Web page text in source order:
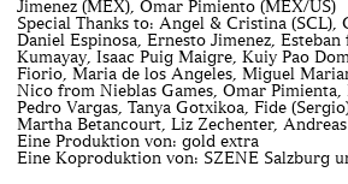
Jimenez (MEX), Omar Pimiento (MEX/US)
Special Thanks to: Angel & Cristina (SCL),
Daniel Espinosa, Ernesto Jimenez,
Kumayay, Isaac Puig Maigre, Kuiy Pao
Fiorio, Maria de los Angeles, Miguel
Nico from Nieblas Games, Omar Pimienta,
Pedro Vargas, Tanya Gotxikoa, Fide
Martha Betancourt, Liz Zechenter,
Eine Produktion von: gold extra
Eine Koproduktion von: SZENE Salzburg